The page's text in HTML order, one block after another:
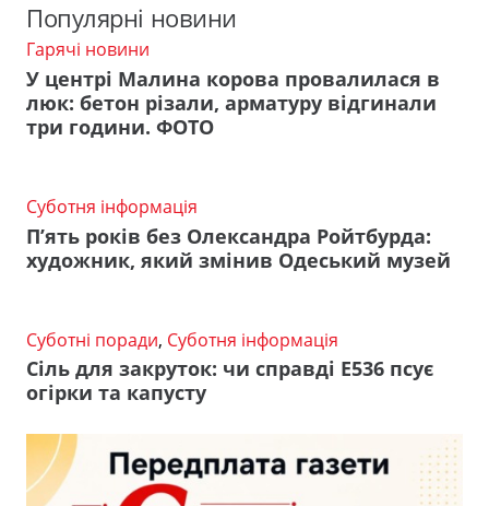
Популярні новини
Гарячі новини
У центрі Малина корова провалилася в
люк: бетон різали, арматуру відгинали
три години. ФОТО
Суботня інформація
П’ять років без Олександра Ройтбурда:
художник, який змінив Одеський музей
Суботні поради, Суботня інформація
Сіль для закруток: чи справді Е536 псує
огірки та капусту